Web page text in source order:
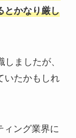
とかなり厳し
ましたが、
いたかもしれ
ィング業界に